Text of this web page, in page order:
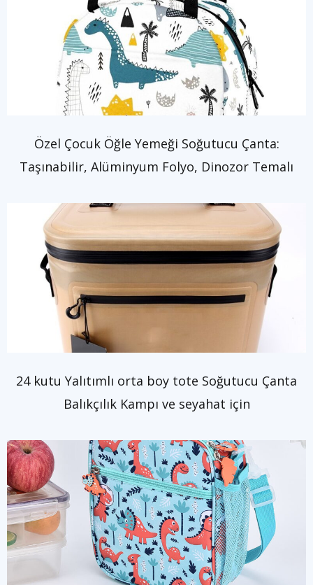
Özel Çocuk Öğle Yemeği Soğutucu Çanta:
Taşınabilir, Alüminyum Folyo, Dinozor Temalı
24 kutu Yalıtımlı orta boy tote Soğutucu Çanta
Balıkçılık Kampı ve seyahat için